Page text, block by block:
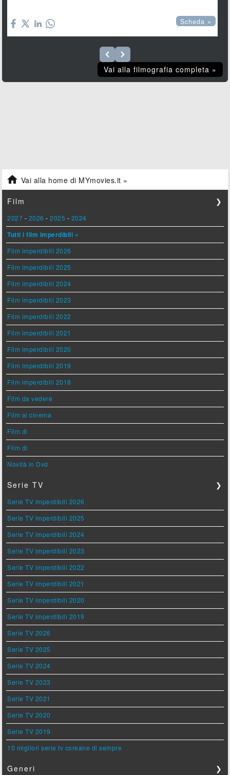
Scheda »
Vai alla filmografia completa »
 Vai alla home di MYmovies.it »
Film ❯
2027 - 2026 -2025 - 2024
Tutti i film imperdibili »
Film imperdibili 2026
Film imperdibili 2025
Film imperdibili 2024
Film imperdibili 2023
Film imperdibili 2022
Film imperdibili 2021
Film imperdibili 2020
Film imperdibili 2019
Film imperdibili 2018
Film da vedere
Film al cinema
Film di
Film di
Novità in Dvd
Serie TV ❯
Serie TV imperdibili 2026
Serie TV imperdibili 2025
Serie TV imperdibili 2024
Serie TV imperdibili 2023
Serie TV imperdibili 2022
Serie TV imperdibili 2021
Serie TV imperdibili 2020
Serie TV imperdibili 2019
Serie TV 2026
Serie TV 2025
Serie TV 2024
Serie TV 2023
Serie TV 2021
Serie TV 2020
Serie TV 2019
10 migliori serie tv coreane di sempre
Generi ❯